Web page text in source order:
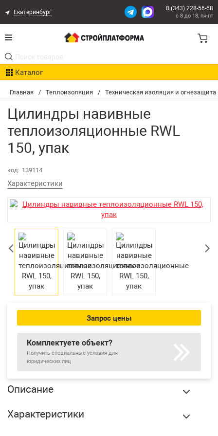
Главная / Теплоизоляция / Техническая изоляция и огнезащита
Цилиндры навивные
теплоизоляционные RWL
150, упак
код: 139114
Характеристики
Запрос цены
Комплектуете объект?
Получить специальные условия для
юридических лиц
Описание
купить в Екатеринбурге по оптовой цене в интернет
Характеристики
Екатеринбург
8 (343) 228-56-68
с 8 до 18, пн-пт
Каталог
Акции
Расчет доставки
Организациям
Опыт поставок
Статьи
Контакты
Екатеринбург